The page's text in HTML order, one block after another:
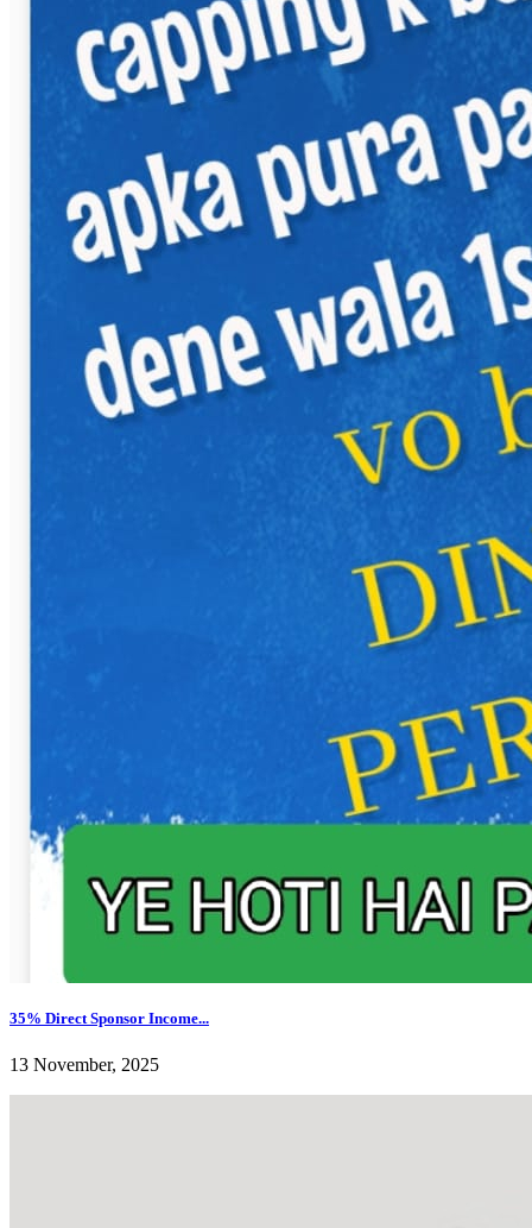
35% Direct Sponsor Income...
13 November, 2025